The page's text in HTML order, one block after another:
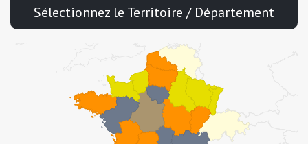
Sélectionnez le Territoire / Département